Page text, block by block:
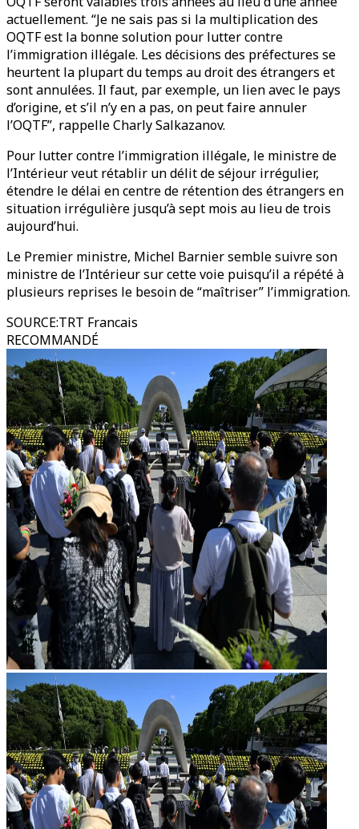
actuellement. “Je ne sais pas si la multiplication des
OQTF est la bonne solution pour lutter contre
l’immigration illégale. Les décisions des préfectures se
heurtent la plupart du temps au droit des étrangers et
sont annulées. Il faut, par exemple, un lien avec le pays
d’origine, et s’il n’y en a pas, on peut faire annuler
l’OQTF”, rappelle Charly Salkazanov.
Pour lutter contre l’immigration illégale, le ministre de
l’Intérieur veut rétablir un délit de séjour irrégulier,
étendre le délai en centre de rétention des étrangers en
situation irrégulière jusqu’à sept mois au lieu de trois
aujourd’hui.
Le Premier ministre, Michel Barnier semble suivre son
ministre de l’Intérieur sur cette voie puisqu’il a répété à
plusieurs reprises le besoin de “maîtriser” l’immigration.
SOURCE:TRT Francais
RECOMMANDÉ